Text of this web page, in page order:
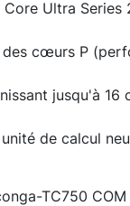
Core Ultra
cœurs P
jusqu'à
de calcul
TC750